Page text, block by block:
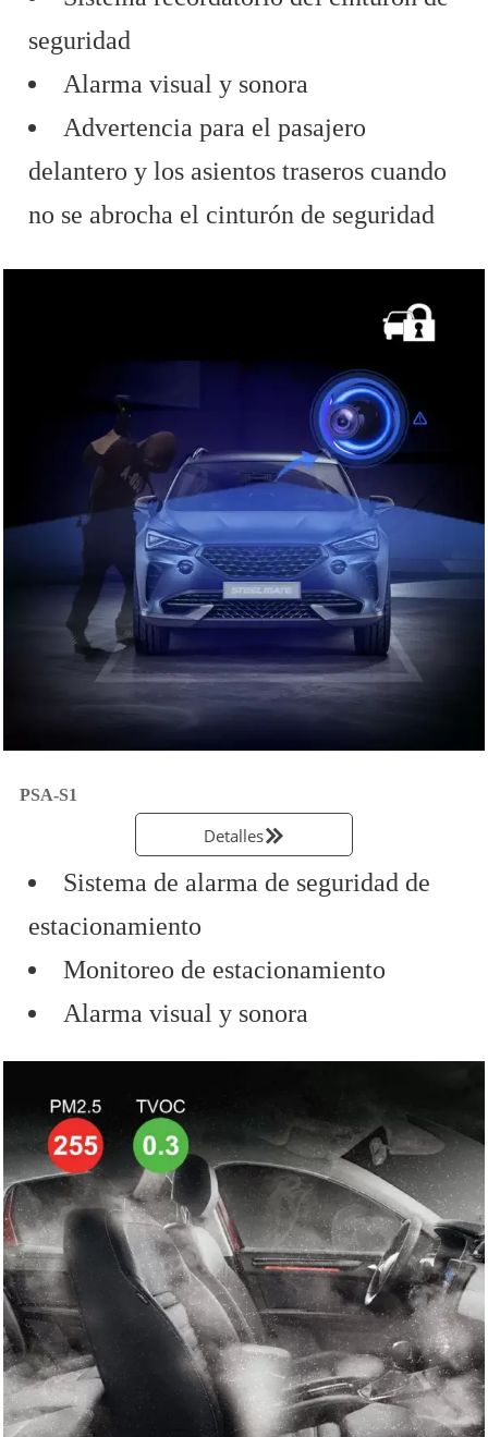
seguridad
Alarma visual y sonora
Advertencia para el pasajero
delantero y los asientos traseros cuando
no se abrocha el cinturón de seguridad
PSA-S1
Detalles
Sistema de alarma de seguridad de
estacionamiento
Monitoreo de estacionamiento
Alarma visual y sonora